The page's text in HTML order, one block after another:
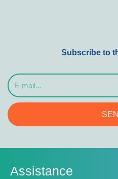
Subscribe to
E-
mail...
Assistance